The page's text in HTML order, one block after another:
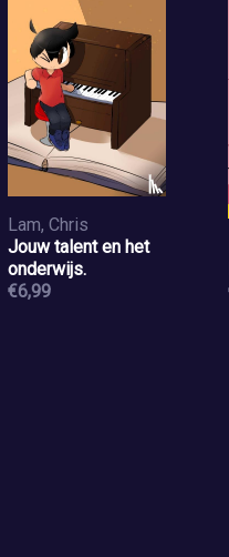
Lam, Chris
Jouw talent en het
onderwijs.
€6,99